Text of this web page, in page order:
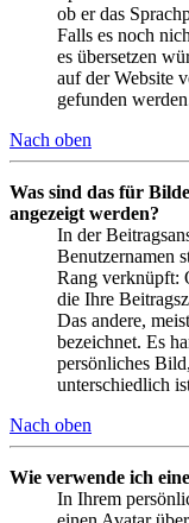
ob er das
Falls es noch
es übersetzen
auf der Website
gefunden
Nach oben
Was sind das für
angezeigt werden?
In der
Benutzernamen
Rang verknüpft:
die Ihre
Das andere,
bezeichnet. Es
persönliches
unterschiedlich
Nach oben
Wie verwende ich
In Ihrem